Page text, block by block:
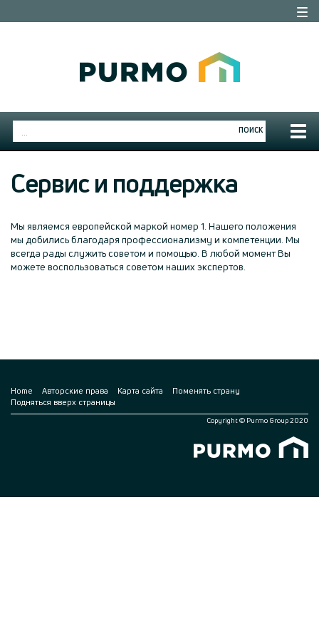
ПОИСК
Сервис и поддержка
Мы являемся европейской маркой номер 1. Нашего положения
мы добились благодаря профессионализму и компетенции. Мы
всегда рады служить советом и помощью. В любой момент Вы
можете воспользоваться советом наших экспертов.
Home Авторские права Карта сайта
Поменять страну
Подняться вверх страницы
Copyright © Purmo Group 2020